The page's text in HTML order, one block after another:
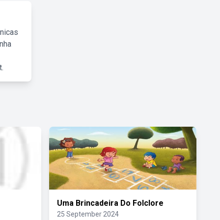
Uma Brincadeira Do Folclore
25 September 2024